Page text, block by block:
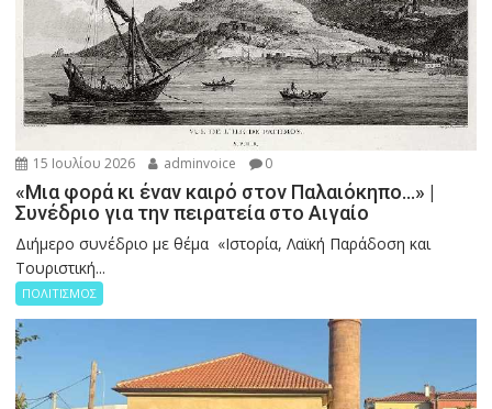
15 Ιουλίου 2026 adminvoice 0
«Μια φορά κι έναν καιρό στον Παλαιόκηπο…» |
Συνέδριο για την πειρατεία στο Αιγαίο
Διήμερο συνέδριο με θέμα «Ιστορία, Λαϊκή Παράδοση και
Τουριστική...
ΠΟΛΙΤΙΣΜΟΣ